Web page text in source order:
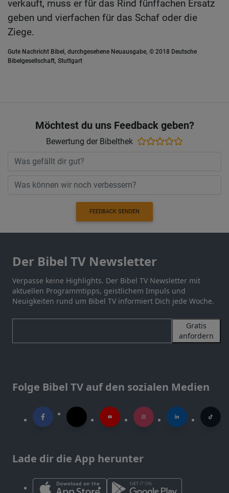
verkauft, muss er für das Rind fünffachen Ersatz
geben und vierfachen für das Schaf oder die
Ziege.
Gute Nachricht Bibel, durchgesehene Neuausgabe, © 2018 Deutsche
Bibelgesellschaft, Stuttgart
Möchtest du uns Feedback geben?
Bewertung der Bibelthek
FEEDBACK SENDEN
Der Bibel TV Newsletter
Verpasse keine Highlights. Der Bibel TV Newsletter mit
aktuellen Programmtipps, geistlichem Impuls und
Neuigkeiten rund um Bibel TV informiert Dich jede Woche.
Gratis
anfordern
Folge Bibel TV auf den sozialen Medien
Lade dir die App herunter